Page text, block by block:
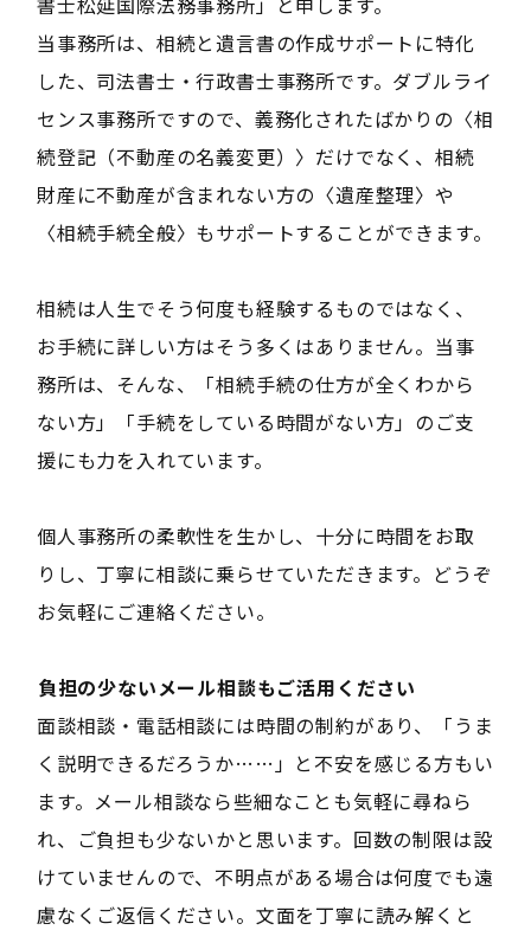
当事務所は、相続と遺言書の作成サポートに特化
した、司法書士・行政書士事務所です。ダブルライ
センス事務所ですので、義務化されたばかりの〈相
続登記（不動産の名義変更）〉だけでなく、相続
財産に不動産が含まれない方の〈遺産整理〉や
〈相続手続全般〉もサポートすることができます。
相続は人生でそう何度も経験するものではなく、
お手続に詳しい方はそう多くはありません。当事
務所は、そんな、「相続手続の仕方が全くわから
ない方」「手続をしている時間がない方」のご支
援にも力を入れています。
個人事務所の柔軟性を生かし、十分に時間をお取
りし、丁寧に相談に乗らせていただきます。どうぞ
お気軽にご連絡ください。
――負担の少ないメール相談もご活用ください――
面談相談・電話相談には時間の制約があり、「うま
く説明できるだろうか……」と不安を感じる方もい
ます。メール相談なら些細なことも気軽に尋ねら
れ、ご負担も少ないかと思います。回数の制限は設
けていませんので、不明点がある場合は何度でも遠
慮なくご返信ください。文面を丁寧に読み解くと